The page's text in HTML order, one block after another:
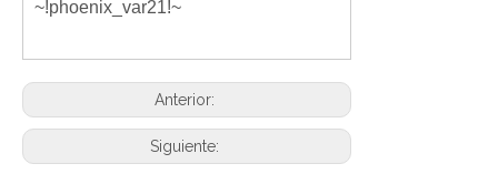
~!phoenix_var21!~
Anterior:
Siguiente: